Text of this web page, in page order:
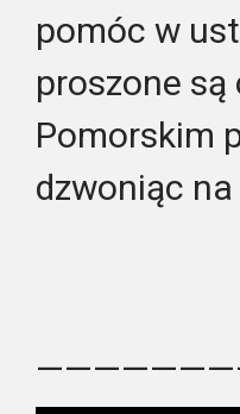
pomóc w
proszone są
Pomorskim
dzwoniąc